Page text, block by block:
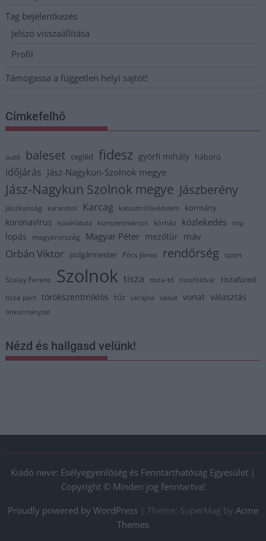
Tag bejelentkezés
Jelszó visszaállítása
Profil
Támogassa a független helyi sajtót!
Címkefelhő
autó baleset cegléd fidesz györfi mihály háború
időjárás Jász-Nagykun-Szolnok megye
Jász-Nagykun Szolnok megye Jászberény
Jászkunság karambol Karcag katasztrófavédelem kormány
koronavírus kosárlabda kunszentmárton kórház közlekedés lmp
lopás magyarország Magyar Péter mezőtúr máv
Orbán Viktor polgármester Pócs János rendőrség sport
Szalay Ferenc Szolnok tisza tisza-tó tiszaföldvár tiszafüred
tisza part törökszentmiklós tűz ukrajna vasút vonat választás
önkormányzat
Nézd és hallgasd velünk!
Kiadó neve: Esélyegyenlőség és Fenntarthatóság Egyesület |
Copyright © Minden jog fenntartva!
Proudly powered by WordPress
Theme: SuperMag by Acme
Themes